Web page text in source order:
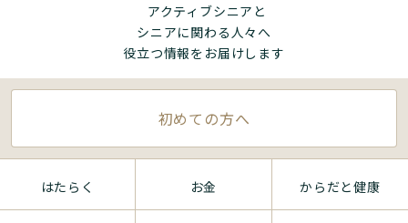
アクティブシニアと
シニアに関わる人々へ
役立つ情報をお届けします
初めての方へ
はたらく お金 からだと健康